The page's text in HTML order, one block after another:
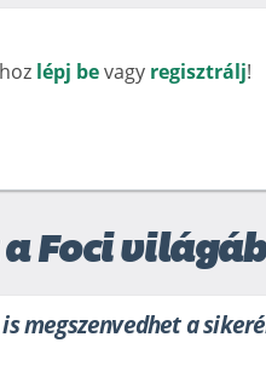
lépj bevagy regisztrálj!
Foci
is megszenvedhet a